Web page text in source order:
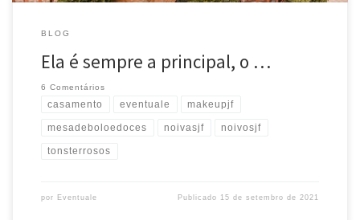
BLOG
Ela é sempre a principal, o …
6 Comentários
casamento eventuale makeupjf
mesadeboloedoces noivasjf noivosjf
tonsterrosos
por Eventuale Publicado 15 de setembro de 2021